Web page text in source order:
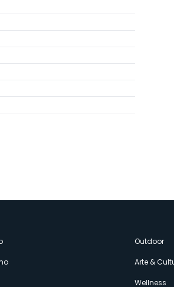
Outdoor
Arte &
Wellness